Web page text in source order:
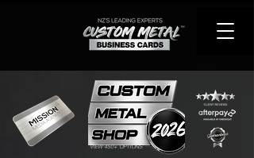
VIEW 450+ OPTIONS